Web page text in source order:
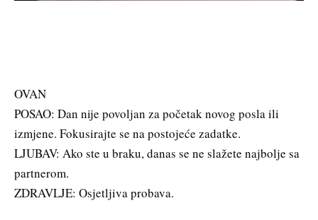
OVAN
POSAO: Dan nije povoljan za početak novog posla ili
izmjene. Fokusirajte se na postojeće zadatke.
LJUBAV: Ako ste u braku, danas se ne slažete najbolje sa
partnerom.
ZDRAVLJE: Osjetljiva probava.